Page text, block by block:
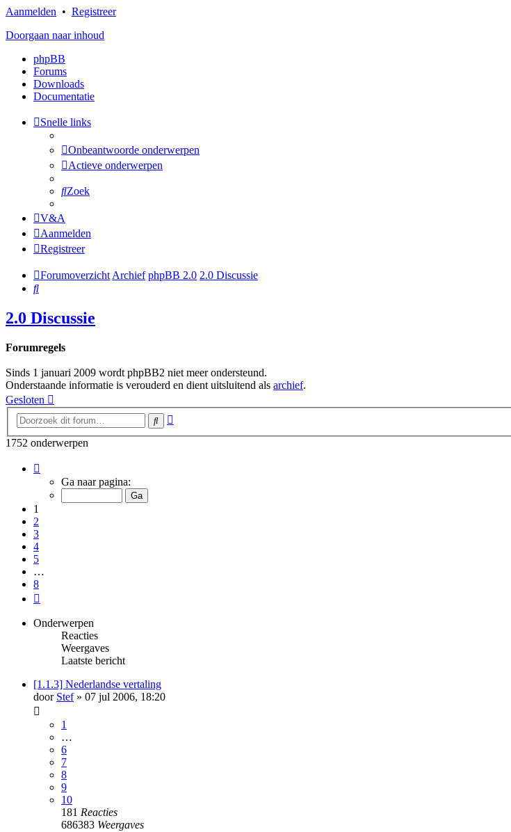
Aanmelden • Registreer
Doorgaan naar inhoud
phpBB
Forums
Downloads
Documentatie
Snelle links
Onbeantwoorde onderwerpen
Actieve onderwerpen
Zoek
V&A
Aanmelden
Registreer
Forumoverzicht Archief phpBB 2.0 2.0 Discussie
Zoek
2.0 Discussie
Forumregels
Sinds 1 januari 2009 wordt phpBB2 niet meer ondersteund.
Onderstaande informatie is verouderd en dient uitsluitend als archief.
Gesloten
Zoek
1752 onderwerpen
van
Ga naar pagina:
1
2
3
4
5
…
8
Onderwerpen
Reacties
Weergaves
Laatste bericht
[1.1.3] Nederlandse vertaling
door Stef» 07 jul 2006, 18:20
1
…
6
7
8
9
10
181 Reacties
686383 Weergaves